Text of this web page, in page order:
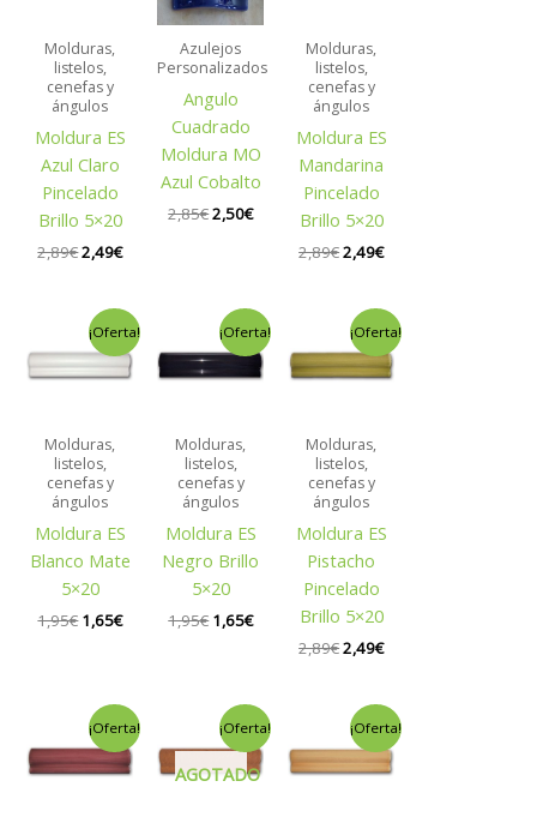
Molduras,
listelos,
cenefas y
ángulos
Moldura ES
Azul Claro
Pincelado
Brillo 5×20
2,89€2,49€
Azulejos
Personalizados
Angulo
Cuadrado
Moldura MO
Azul Cobalto
2,85€
2,85€.
2,50€
Molduras,
listelos,
cenefas y
ángulos
Moldura ES
Mandarina
Pincelado
Brillo 5×20
2,89€2,49€
¡Oferta!
Molduras,
listelos,
cenefas y
ángulos
Moldura ES
Blanco Mate
5×20
1,95€
El
precio
original
era:
1,65€
El
precio
actual
es:
¡Oferta!
Molduras,
listelos,
cenefas y
ángulos
Moldura ES
Negro Brillo
5×20
1,95€
El
precio
original
era:
1,65€
El
precio
actual
es:
¡Oferta!
Molduras,
listelos,
cenefas y
ángulos
Moldura ES
Pistacho
Pincelado
Brillo 5×20
2,89€
El
precio
original
era:
2,49€
El
precio
actual
es:
¡Oferta!
El
precio
original
era:
El
precio
actual
es:
¡Oferta!
AGOTADO
El
precio
original
era:
El
precio
actual
es:
¡Oferta!
El
precio
original
era:
El
precio
actual
es: